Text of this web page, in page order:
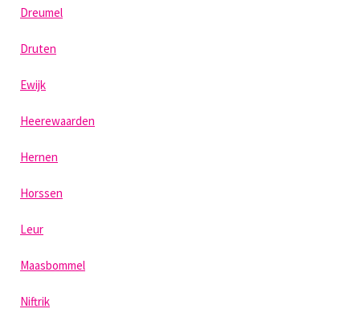
Dreumel
Druten
Ewijk
Heerewaarden
Hernen
Horssen
Leur
Maasbommel
Niftrik